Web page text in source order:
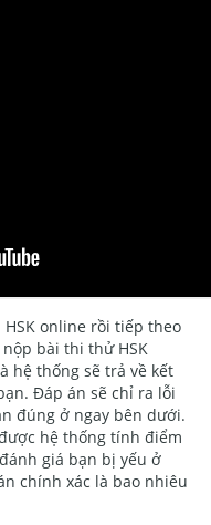
online rồi tiếp theo
nộp bài thi thử HSK
hệ thống sẽ trả về kết
Đáp án sẽ chỉ ra lỗi
đúng ở ngay bên dưới.
hệ thống tính điểm
giá bạn bị yếu ở
chính xác là bao nhiêu